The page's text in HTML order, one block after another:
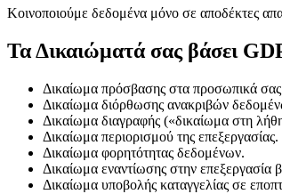
Κοινοποιούμε δεδομένα μόνο σε αποδέκτες
Τα Δικαιώματά σας βάσει
Δικαίωμα πρόσβασης στα προσωπικά
Δικαίωμα διόρθωσης ανακριβών
Δικαίωμα διαγραφής («δικαίωμα στη
Δικαίωμα περιορισμού της επεξεργασίας.
Δικαίωμα φορητότητας δεδομένων.
Δικαίωμα εναντίωσης στην
Δικαίωμα υποβολής καταγγελίας σε